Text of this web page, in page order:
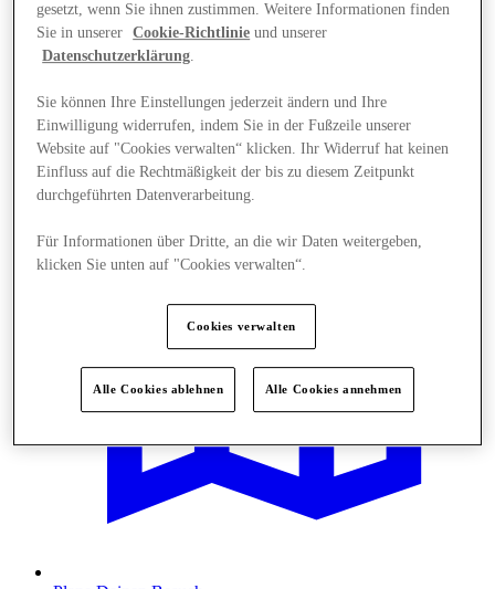
Angebote
gesetzt, wenn Sie ihnen zustimmen. Weitere Informationen finden
Sie in unserer
Cookie-Richtlinie und unserer
Datenschutzerklärung.
Sie können Ihre Einstellungen jederzeit ändern und Ihre
Einwilligung widerrufen, indem Sie in der Fußzeile unserer
Website auf "Cookies verwalten“ klicken. Ihr Widerruf hat keinen
Einfluss auf die Rechtmäßigkeit der bis zu diesem Zeitpunkt
durchgeführten Datenverarbeitung.
Für Informationen über Dritte, an die wir Daten weitergeben,
klicken Sie unten auf "Cookies verwalten“.
Cookies verwalten
Alle Cookies ablehnen Alle Cookies annehmen